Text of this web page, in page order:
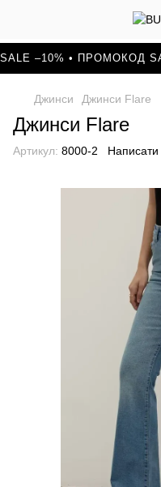
SALE –10% • ПРОМОКОД
Джинси Джинси Flare
Джинси Flare
Артикул: 8000-2 Написати